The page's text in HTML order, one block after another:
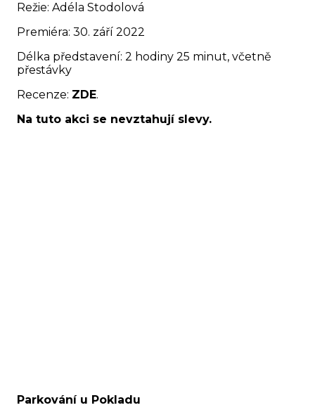
Režie: Adéla Stodolová
Premiéra: 30. září 2022
Délka představení: 2 hodiny 25 minut, včetně
přestávky
Recenze: ZDE.
Na tuto akci se nevztahují slevy.
Parkování u Pokladu